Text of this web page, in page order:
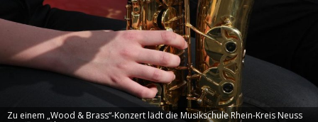
Zu einem „Wood & Brass“-Konzert lädt die Musikschule Rhein-Kreis Neuss